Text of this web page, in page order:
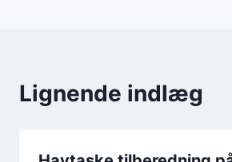
Lignende indlæg